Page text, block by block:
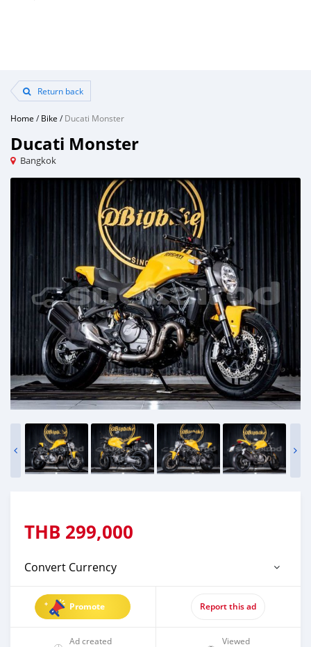
Return back
Home /Bike /Ducati Monster
Ducati Monster
Bangkok
THB 299,000
Convert Currency
Promote Report this ad
Ad created
Viewed